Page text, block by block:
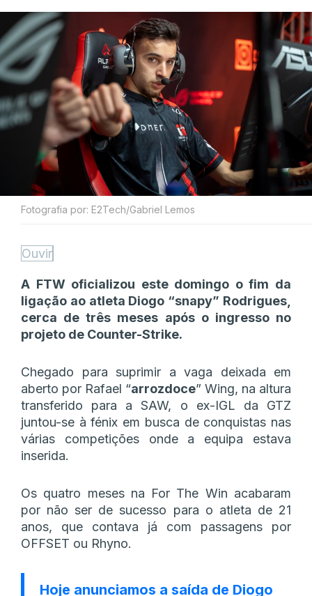
Fotografia por: E2Tech/Gabriel Lemos
Ouvir
A FTW oficializou este domingo o fim da
ligação ao atleta Diogo “snapy” Rodrigues,
cerca de três meses após o ingresso no
projeto de Counter-Strike.
Chegado para suprimir a vaga deixada em
aberto por Rafael “arrozdoce” Wing, na altura
transferido para a SAW, o ex-IGL da GTZ
juntou-se à fénix em busca de conquistas nas
várias competições onde a equipa estava
inserida.
Os quatro meses na For The Win acabaram
por não ser de sucesso para o atleta de 21
anos, que contava já com passagens por
OFFSET ou Rhyno.
Hoje anunciamos a saída de Diogo